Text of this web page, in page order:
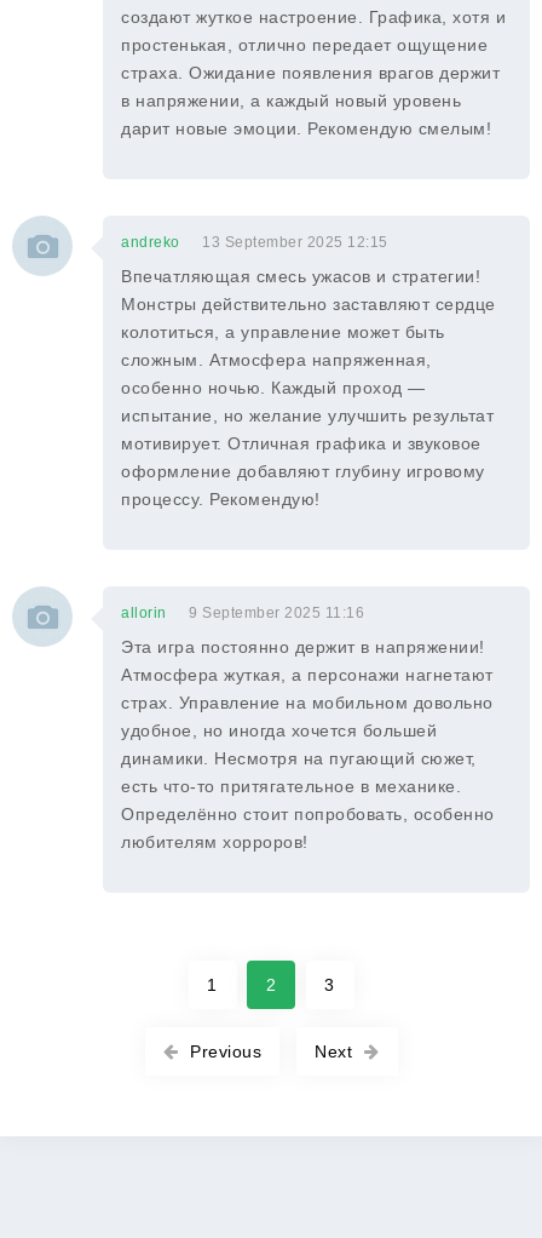
создают жуткое настроение. Графика, хотя и
простенькая, отлично передает ощущение
страха. Ожидание появления врагов держит
в напряжении, а каждый новый уровень
дарит новые эмоции. Рекомендую смелым!
andreko 13 September 2025 12:15
Впечатляющая смесь ужасов и стратегии!
Монстры действительно заставляют сердце
колотиться, а управление может быть
сложным. Атмосфера напряженная,
особенно ночью. Каждый проход —
испытание, но желание улучшить результат
мотивирует. Отличная графика и звуковое
оформление добавляют глубину игровому
процессу. Рекомендую!
allorin 9 September 2025 11:16
Эта игра постоянно держит в напряжении!
Атмосфера жуткая, а персонажи нагнетают
страх. Управление на мобильном довольно
удобное, но иногда хочется большей
динамики. Несмотря на пугающий сюжет,
есть что-то притягательное в механике.
Определённо стоит попробовать, особенно
любителям хорроров!
Previous
1 2 3
Next